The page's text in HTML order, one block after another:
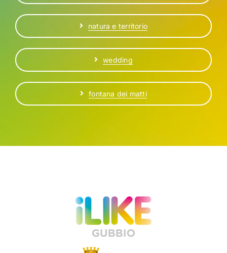
natura e territorio
wedding
fontana dei matti